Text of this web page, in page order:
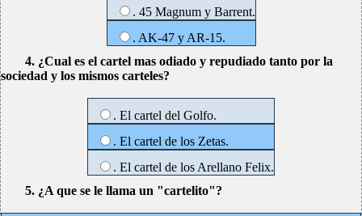
. 45 Magnum y Barrent.
. AK-47 y AR-15.
4. ¿Cual es el cartel mas odiado y repudiado tanto por la
sociedad y los mismos carteles?
. El cartel del Golfo.
. El cartel de los Zetas.
. El cartel de los Arellano Felix.
5. ¿A que se le llama un "cartelito"?